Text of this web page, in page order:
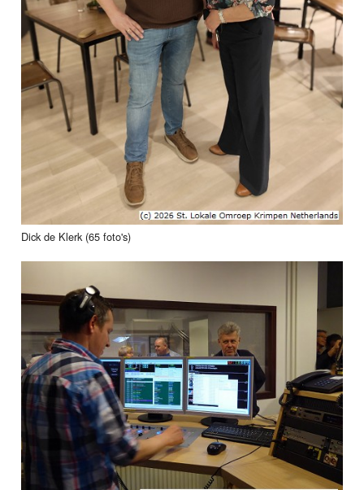
Dick de Klerk (65 foto's)